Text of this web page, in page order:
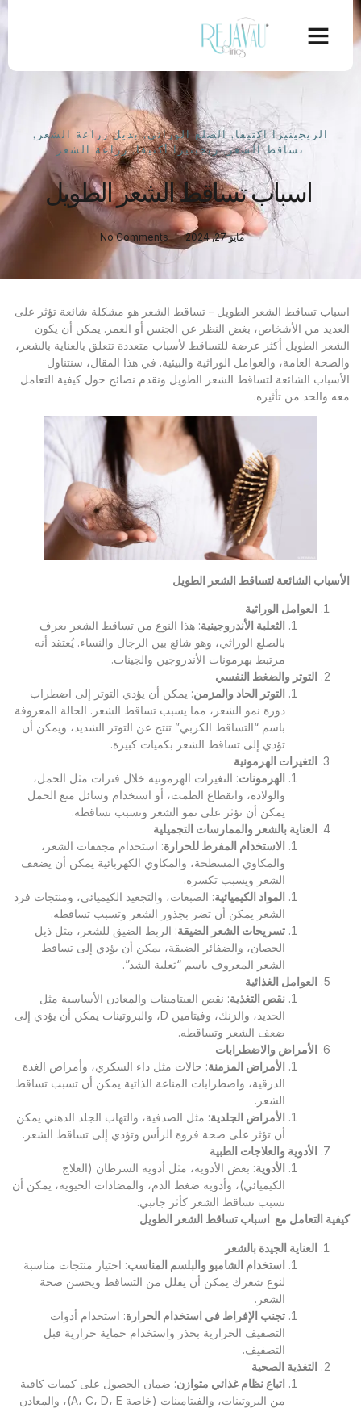
الريجينيرا اكتيفا,الصلع الوراثي,بديل زراعة الشعر ,
تساقط الشعر,ريجينيرا أكتيفا,زراعة الشعر
اسباب تساقط الشعر الطويل
مايو 27, 2024 No Comments
اسباب تساقط الشعر الطويل – تساقط الشعر هو مشكلة شائعة تؤثر على
العديد من الأشخاص، بغض النظر عن الجنس أو العمر. يمكن أن يكون
الشعر الطويل أكثر عرضة للتساقط لأسباب متعددة تتعلق بالعناية بالشعر،
والصحة العامة، والعوامل الوراثية والبيئية. في هذا المقال، سنتناول
الأسباب الشائعة لتساقط الشعر الطويل ونقدم نصائح حول كيفية التعامل
معه والحد من تأثيره.
الأسباب الشائعة لتساقط الشعر الطويل
العوامل الوراثية
الثعلبة الأندروجينية: هذا النوع من تساقط الشعر يعرف
بالصلع الوراثي، وهو شائع بين الرجال والنساء. يُعتقد أنه
مرتبط بهرمونات الأندروجين والجينات.
التوتر والضغط النفسي
التوتر الحاد والمزمن: يمكن أن يؤدي التوتر إلى اضطراب
دورة نمو الشعر، مما يسبب تساقط الشعر. الحالة المعروفة
باسم “التساقط الكربي” تنتج عن التوتر الشديد، ويمكن أن
تؤدي إلى تساقط الشعر بكميات كبيرة.
التغيرات الهرمونية
الهرمونات: التغيرات الهرمونية خلال فترات مثل الحمل،
والولادة، وانقطاع الطمث، أو استخدام وسائل منع الحمل
يمكن أن تؤثر على نمو الشعر وتسبب تساقطه.
العناية بالشعر والممارسات التجميلية
الاستخدام المفرط للحرارة: استخدام مجففات الشعر،
والمكاوي المسطحة، والمكاوي الكهربائية يمكن أن يضعف
الشعر ويسبب تكسره.
المواد الكيميائية: الصبغات، والتجعيد الكيميائي، ومنتجات فرد
الشعر يمكن أن تضر بجذور الشعر وتسبب تساقطه.
تسريحات الشعر الضيقة: الربط الضيق للشعر، مثل ذيل
الحصان، والضفائر الضيقة، يمكن أن يؤدي إلى تساقط
الشعر المعروف باسم “ثعلبة الشد”.
العوامل الغذائية
نقص التغذية: نقص الفيتامينات والمعادن الأساسية مثل
الحديد، والزنك، وفيتامين D، والبروتينات يمكن أن يؤدي إلى
ضعف الشعر وتساقطه.
الأمراض والاضطرابات
الأمراض المزمنة: حالات مثل داء السكري، وأمراض الغدة
الدرقية، واضطرابات المناعة الذاتية يمكن أن تسبب تساقط
الشعر.
الأمراض الجلدية: مثل الصدفية، والتهاب الجلد الدهني يمكن
أن تؤثر على صحة فروة الرأس وتؤدي إلى تساقط الشعر.
الأدوية والعلاجات الطبية
الأدوية: بعض الأدوية، مثل أدوية السرطان (العلاج
الكيميائي)، وأدوية ضغط الدم، والمضادات الحيوية، يمكن أن
تسبب تساقط الشعر كأثر جانبي.
كيفية التعامل مع اسباب تساقط الشعر الطويل
العناية الجيدة بالشعر
استخدام الشامبو والبلسم المناسب: اختيار منتجات مناسبة
لنوع شعرك يمكن أن يقلل من التساقط ويحسن صحة
الشعر.
تجنب الإفراط في استخدام الحرارة: استخدام أدوات
التصفيف الحرارية بحذر واستخدام حماية حرارية قبل
التصفيف.
التغذية الصحية
اتباع نظام غذائي متوازن: ضمان الحصول على كميات كافية
من البروتينات، والفيتامينات (خاصة A، C، D، E)، والمعادن